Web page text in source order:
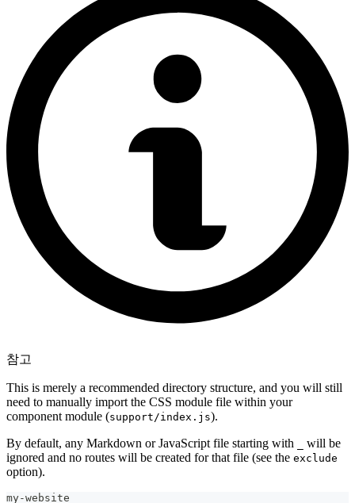
참고
This is merely a recommended directory structure, and you will still
need to manually import the CSS module file within your
component module (support/index.js).
By default, any Markdown or JavaScript file starting with
will be
ignored and no routes will be created for that file (see the exclude
option).
my-website